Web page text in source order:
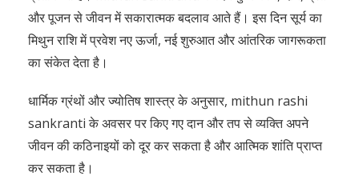
और पूजन से जीवन में सकारात्मक बदलाव आते हैं। इस दिन सूर्य का
मिथुन राशि में प्रवेश नए ऊर्जा, नई शुरुआत और आंतरिक जागरूकता
का संकेत देता है।
धार्मिक ग्रंथों और ज्योतिष शास्त्र के अनुसार, mithun rashi
sankranti के अवसर पर किए गए दान और तप से व्यक्ति अपने
जीवन की कठिनाइयों को दूर कर सकता है और आत्मिक शांति प्राप्त
कर सकता है।